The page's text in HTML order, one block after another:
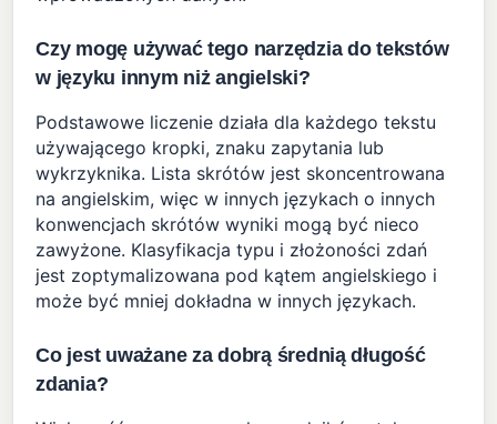
Czy mogę używać tego narzędzia do tekstów
w języku innym niż angielski?
Podstawowe liczenie działa dla każdego tekstu
używającego kropki, znaku zapytania lub
wykrzyknika. Lista skrótów jest skoncentrowana
na angielskim, więc w innych językach o innych
konwencjach skrótów wyniki mogą być nieco
zawyżone. Klasyfikacja typu i złożoności zdań
jest zoptymalizowana pod kątem angielskiego i
może być mniej dokładna w innych językach.
Co jest uważane za dobrą średnią długość
zdania?